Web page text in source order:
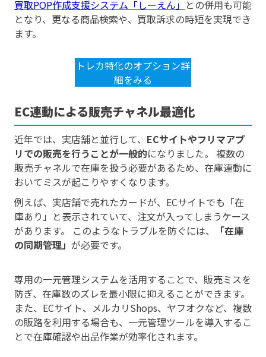
買取POP作成支援システム「しーえん」 との併用も可能
となり、更なる商品検索や、買取訴求の時短を実現でき
ます。
トレカ特化のオプション詳
細をみる
EC連動による販売チャネル最適化
近年では、実店舗と並行して、 ECサイトやフリマアプ
リでの販売を行うことが一般的になりました。 複数の
販売チャネルで在庫を扱う必要があるため、在庫連動に
おいてミスが起こりやすくなります。
例えば、実店舗で売れたカードが、ECサイトでも「在
庫あり」と表示されていて、注文が入ってしまうケース
があります。 このようなトラブルを防ぐには、
「在庫
の同期管理」 が必要です。
専用の一元管理システムを活用することで、販売ミスを
防ぎ、在庫数のズレを最小限に抑えることができます。
また、ECサイト、メルカリShops、ヤフオクなど、複数
の販路を利用する場合も、一元管理ツールを導入するこ
とで在庫確認や出品作業が効率化されます。